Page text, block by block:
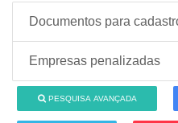
Documentos para
Empresas penalizadas
PESQUISA AVANÇADA